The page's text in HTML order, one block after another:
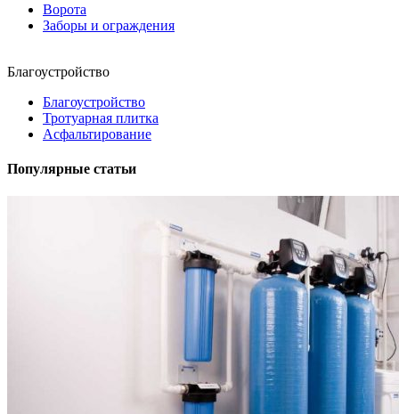
Ворота
Заборы и ограждения
Благоустройство
Благоустройство
Тротуарная плитка
Асфальтирование
Популярные статьи